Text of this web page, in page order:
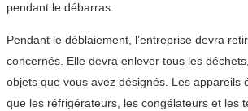
pendant le débarras.
Pendant le déblaiement, l’entreprise devra
concernés. Elle devra enlever tous les
objets que vous avez désignés. Les appareils
que les réfrigérateurs, les congélateurs et les